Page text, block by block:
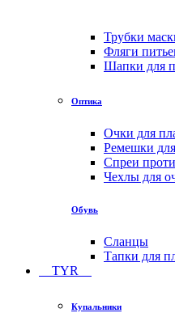
Трубки
Фляги
Шапки для
Оптика
Очки для
Ремешки
Спреи
Чехлы для
Обувь
Сланцы
Тапки для
TYR
Купальники